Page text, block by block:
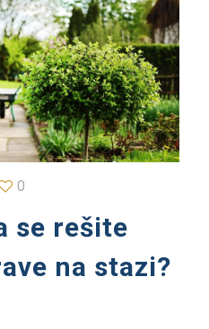
0
se rešite
na stazi?